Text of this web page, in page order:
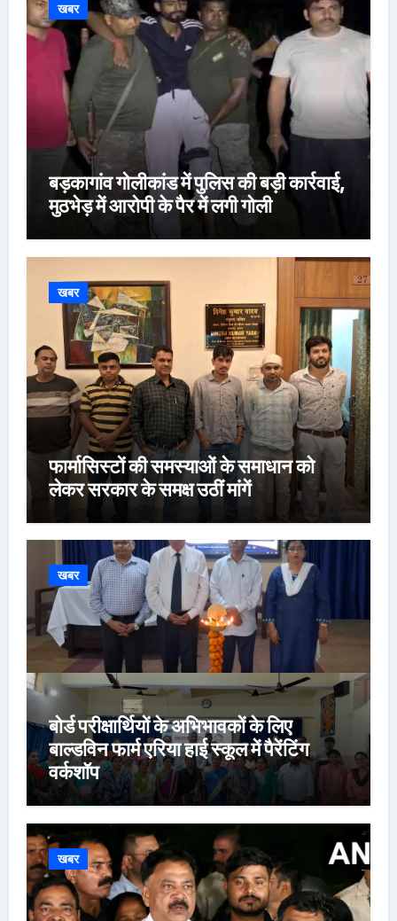
खबर
बड़कागांव गोलीकांड में पुलिस की बड़ी कार्रवाई,
मुठभेड़ में आरोपी के पैर में लगी गोली
खबर
फार्मासिस्टों की समस्याओं के समाधान को
लेकर सरकार के समक्ष उठीं मांगें
खबर
बोर्ड परीक्षार्थियों के अभिभावकों के लिए
बाल्डविन फार्म एरिया हाई स्कूल में पैरेंटिंग
वर्कशॉप
खबर